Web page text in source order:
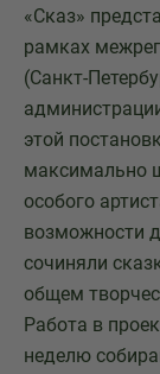
«Сказ»
рамках
(Санкт-
этой
максимально
особого
возможности
сочиняли
общем
Работа в
неделю